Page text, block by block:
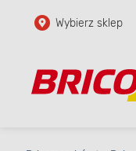
Przejdź do
Przejdź do
Wybierz sklep